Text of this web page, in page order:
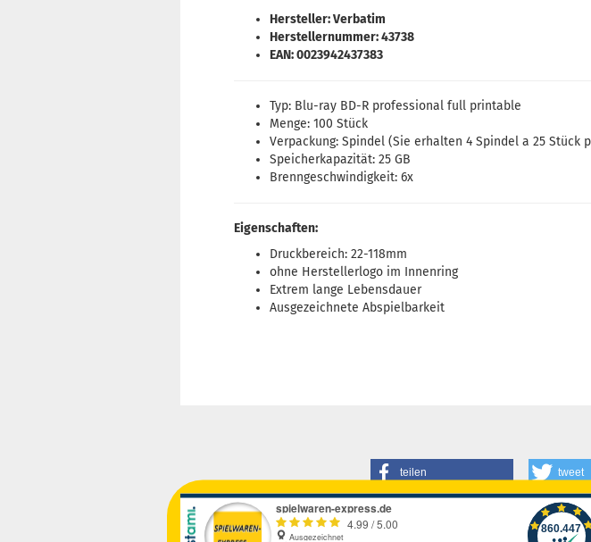
Hersteller: Verbatim
Herstellernummer: 43738
EAN: 0023942437383
Typ: Blu-ray BD-R professional full printable
Menge: 100 Stück
Verpackung: Spindel (Sie erhalten 4 Spindel a 25 Stück
Speicherkapazität: 25 GB
Brenngeschwindigkeit: 6x
Eigenschaften:
Druckbereich: 22-118mm
ohne Herstellerlogo im Innenring
Extrem lange Lebensdauer
Ausgezeichnete Abspielbarkeit
teilen tweet